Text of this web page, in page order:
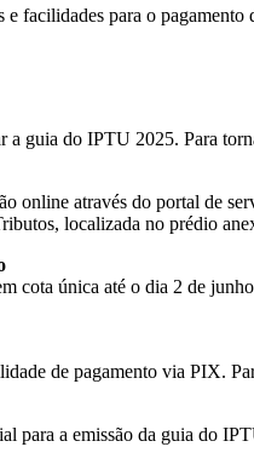
facilidades para o pagamento
guia do IPTU 2025. Para
online através do portal de
localizada no prédio
cota única até o dia 2 de
de pagamento via PIX.
para a emissão da guia do